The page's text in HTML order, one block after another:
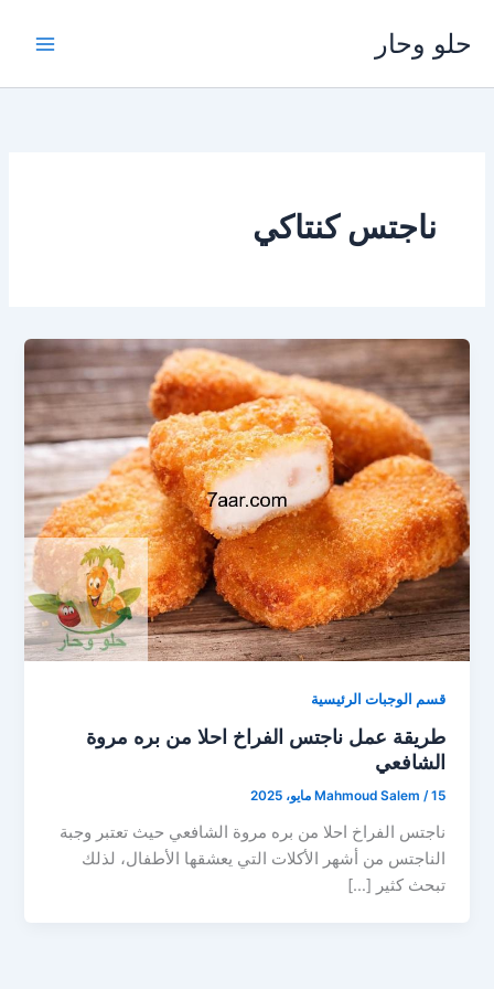
المحتوى
حلو وحار
ناجتس كنتاكي
قسم الوجبات الرئيسية
طريقة عمل ناجتس الفراخ احلا من بره مروة
الشافعي
Mahmoud Salem /15 مايو، 2025
ناجتس الفراخ احلا من بره مروة الشافعي حيث تعتبر وجبة
الناجتس من أشهر الأكلات التي يعشقها الأطفال، لذلك
تبحث كثير […]